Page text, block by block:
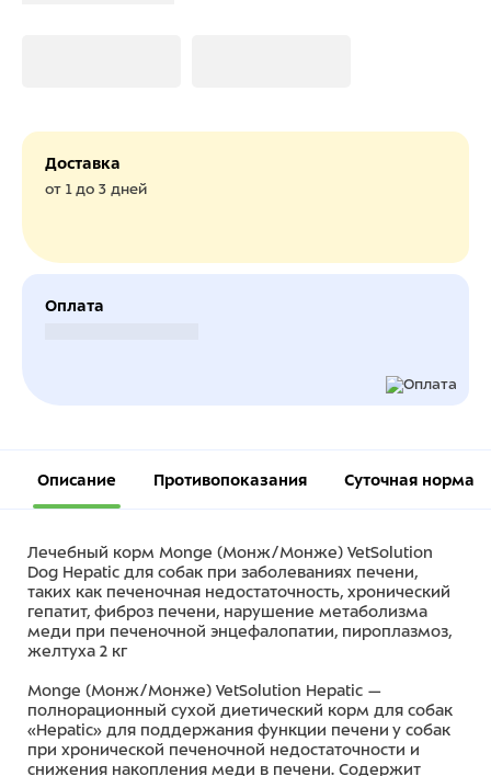
Доставка
от 1 до 3 дней
Оплата
Описание Противопоказания Суточная норма
Лечебный корм Monge (Монж/Монже) VetSolution
Dog Hepatic для собак при заболеваниях печени,
таких как печеночная недостаточность, хронический
гепатит, фиброз печени, нарушение метаболизма
меди при печеночной энцефалопатии, пироплазмоз,
желтуха 2 кг
Monge (Монж/Монже) VetSolution Hepatic —
полнорационный сухой диетический корм для собак
«Hepatic» для поддержания функции печени у собак
при хронической печеночной недостаточности и
снижения накопления меди в печени. Содержит